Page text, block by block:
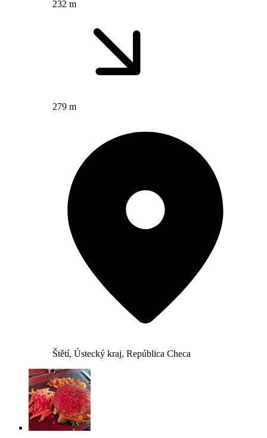
232 m
279 m
Štětí, Ústecký kraj, República Checa